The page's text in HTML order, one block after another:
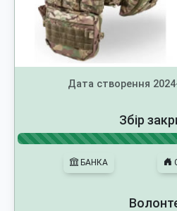
Дата створення
Збір
БАНКА